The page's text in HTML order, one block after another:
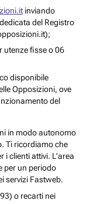
inviando
del Registro
utenze fisse o 06
disponibile
Opposizioni, ove
del
in modo autonomo
Ti ricordiamo che
i clienti attivi. L’area
per un periodo
servizi Fastweb.
o recarti nei